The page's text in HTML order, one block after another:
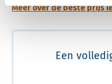
Meer over de beste prijs
Een